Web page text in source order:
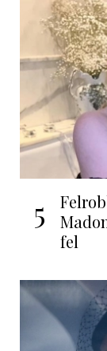
5
fel